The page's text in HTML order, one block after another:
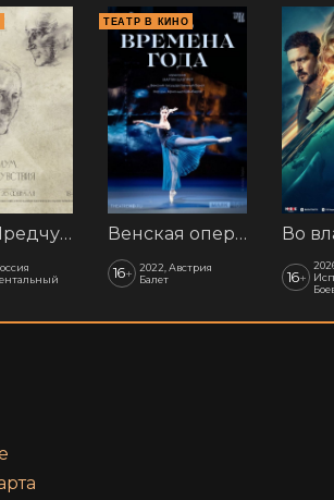
Наум. Предчувствия
ТЕАТР В КИНО
Венская опера: Времена года
16+
2022, Австрия
Балет
16+